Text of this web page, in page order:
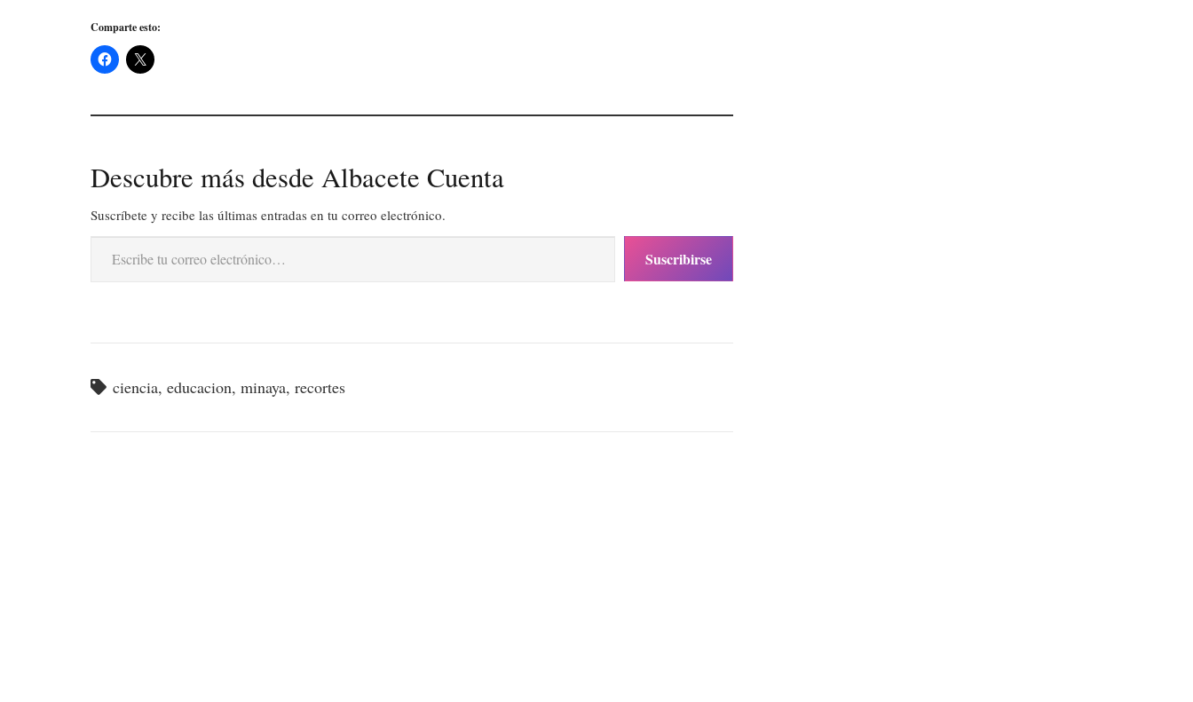
Comparte esto:
Descubre más desde Albacete Cuenta
Suscríbete y recibe las últimas entradas en tu correo electrónico.
Escribe tu correo electrónico…
Suscribirse
ciencia,educacion,minaya,recortes